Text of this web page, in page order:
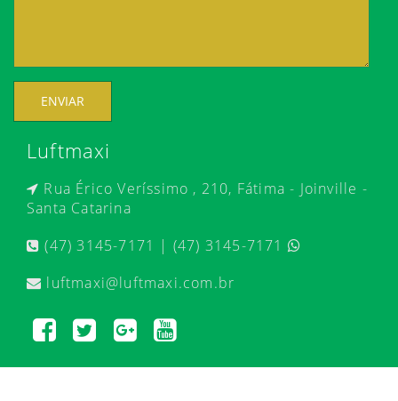
ENVIAR
Luftmaxi
Rua Érico Veríssimo , 210, Fátima - Joinville -
Santa Catarina
(47) 3145-7171 | (47) 3145-7171
luftmaxi@luftmaxi.com.br